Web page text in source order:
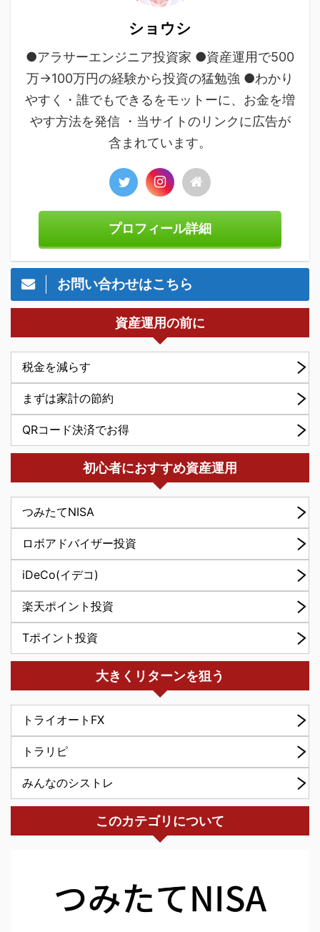
ショウシ
●アラサーエンジニア投資家 ●資産運用で500
万→100万円の経験から投資の猛勉強 ●わかり
やすく・誰でもできるをモットーに、お金を増
やす方法を発信 ・当サイトのリンクに広告が
含まれています。
プロフィール詳細
お問い合わせはこちら
資産運用の前に
税金を減らす
まずは家計の節約
QRコード決済でお得
初心者におすすめ資産運用
つみたてNISA
ロボアドバイザー投資
iDeCo(イデコ)
楽天ポイント投資
Tポイント投資
大きくリターンを狙う
トライオートFX
トラリピ
みんなのシストレ
このカテゴリについて